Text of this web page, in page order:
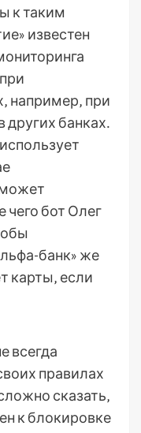
к таким
известен
например‚ при
других банках․
чего бот Олег
банк» же
карты‚ если
всегда
правилах
сказать‚
к блокировке